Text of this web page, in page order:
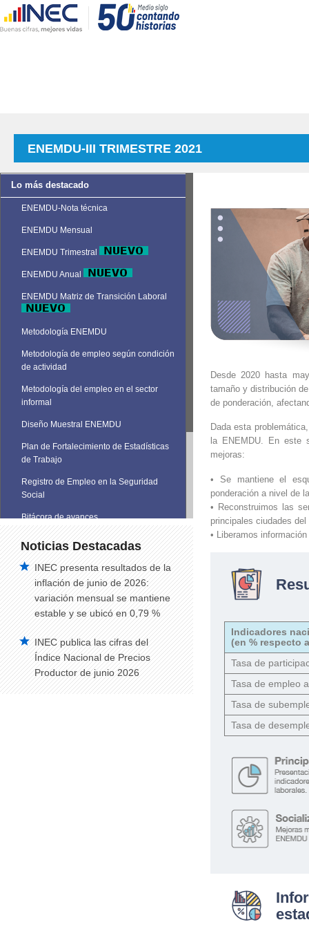
ENEMDU-III TRIMESTRE 2021
Lo más destacado
ENEMDU-Nota técnica
ENEMDU Mensual
ENEMDU Trimestral
ENEMDU Anual
ENEMDU Matriz de Transición Laboral
Metodología ENEMDU
Metodología de empleo según condición
de actividad
Metodología del empleo en el sector
informal
Diseño Muestral ENEMDU
Plan de Fortalecimiento de Estadísticas
de Trabajo
Registro de Empleo en la Seguridad
Social
Bitácora de avances
Noticias Destacadas
INEC presenta resultados de la
inflación de junio de 2026:
variación mensual se mantiene
estable y se ubicó en 0,79 %
INEC publica las cifras del
Índice Nacional de Precios
Productor de junio 2026
Desde 2020 hasta
tamaño y distribución
de ponderación,
Dada esta
la ENEMDU. En este
mejoras:
• Se mantiene el
ponderación a nivel de
• Reconstruimos las
principales ciudades
• Liberamos
Indicadores
(en % respecto
Tasa de
Tasa de empleo
Tasa de
Tasa de